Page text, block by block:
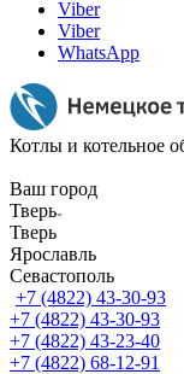
Viber
Viber
WhatsApp
Котлы и котельное
Ваш город
Тверь
Тверь
Ярославль
Севастополь
+7 (4822) 43-30-93
+7 (4822) 43-30-93
+7 (4822) 43-23-40
+7 (4822) 68-12-91